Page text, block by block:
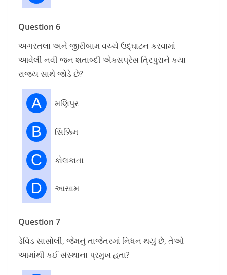
Question 6
અગરતલા અને જીરીબામ વચ્ચે ઉદ્ઘાટન કરવામાં
આવેલી નવી જન શતાબ્દી એક્સપ્રેસ ત્રિપુરાને કયા
રાજ્ય સાથે જોડે છે?
A મણિપુર
B સિક્કિમ
C કોલકાતા
D આસામ
Question 7
ડેવિડ સાસોલી, જેમનું તાજેતરમાં નિધન થયું છે, તેઓ
આમાંથી કઈ સંસ્થાના પ્રમુખ હતા?